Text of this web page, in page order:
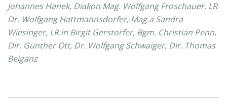
Johannes Hanek, Diakon Mag. Wolfgang Froschauer, LR
Dr. Wolfgang Hattmannsdorfer, Mag.a Sandra
Wiesinger, LR.in Birgit Gerstorfer, Bgm. Christian Penn,
Dir. Günther Ott, Dr. Wolfgang Schwaiger, Dir. Thomas
Beiganz